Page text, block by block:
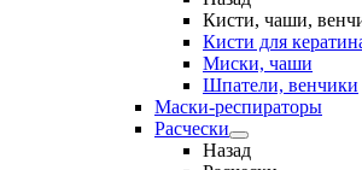
Кисти, чаши,
Кисти для
Миски, чаши
Шпатели, венчики
Маски-респираторы
Расчески
Назад